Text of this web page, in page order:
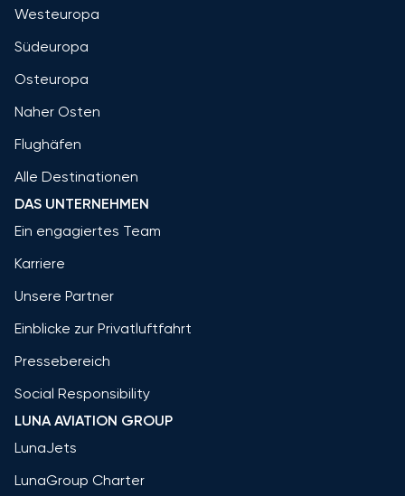
Westeuropa
Südeuropa
Osteuropa
Naher Osten
Flughäfen
Alle Destinationen
DAS UNTERNEHMEN
Ein engagiertes Team
Karriere
Unsere Partner
Einblicke zur Privatluftfahrt
Pressebereich
Social Responsibility
LUNA AVIATION GROUP
LunaJets
LunaGroup Charter